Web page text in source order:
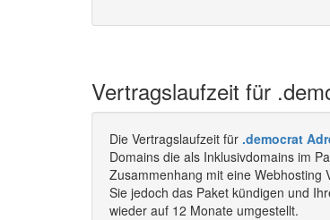
Vertragslaufzeit für
Die Vertragslaufzeit für .democrat
Domains die als Inklusivdomains im
Zusammenhang mit eine Webhosting
Sie jedoch das Paket kündigen und
wieder auf 12 Monate umgestellt.